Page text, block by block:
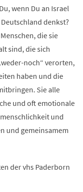
wenn Du an Israel
denkst?
die sie
sind, die sich
noch“ verorten,
haben und die
Sie alle
und oft emotionale
und
und gemeinsamem
der vhs Paderborn